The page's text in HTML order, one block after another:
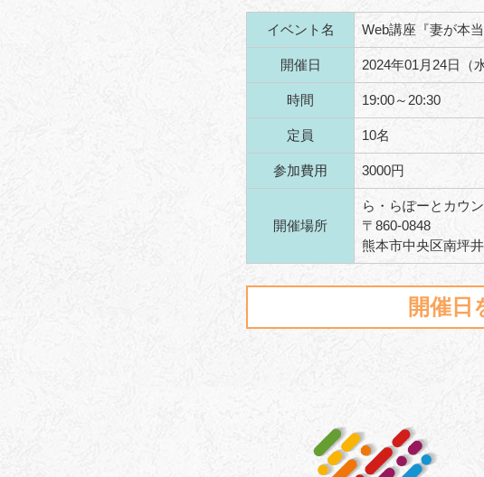
イベント名 Web講座『妻が本
開催日 2024年01月24日（水
時間 19:00～20:30
定員 10名
参加費用 3000円
開催場所
ら・らぽーとカウ
〒 860-0848
熊本市中央区南坪
開催日